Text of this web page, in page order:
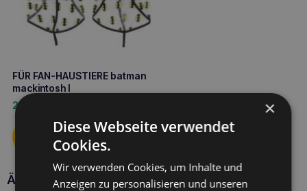
FÜR FAN-HAUSTIERE batman
mackintosh l
28,50
Ähnliche Produkte
×
Diese Webseite verwendet
Cookies.
Wir verwenden Cookies, um Inhalte und
Anzeigen zu personalisieren und unseren